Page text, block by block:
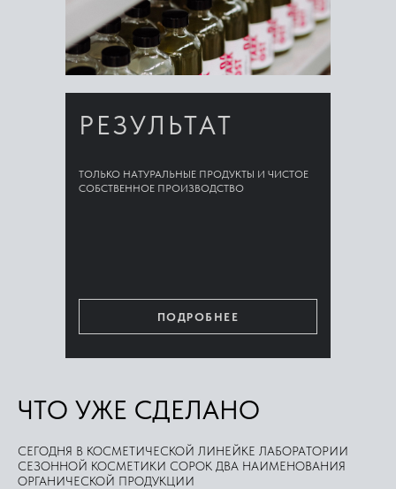
ТОЛЬКО НАТУРАЛЬНЫЕ ПРОДУКТЫ И ЧИСТОЕ
СОБСТВЕННОЕ ПРОИЗВОДСТВО
РЕЗУЛЬТАТ
ПОДРОБНЕЕ
ЧТО УЖЕ СДЕЛАНО
СЕГОДНЯ В КОСМЕТИЧЕСКОЙ ЛИНЕЙКЕ ЛАБОРАТОРИИ
СЕЗОННОЙ КОСМЕТИКИ СОРОК ДВА НАИМЕНОВАНИЯ
ОРГАНИЧЕСКОЙ ПРОДУКЦИИ